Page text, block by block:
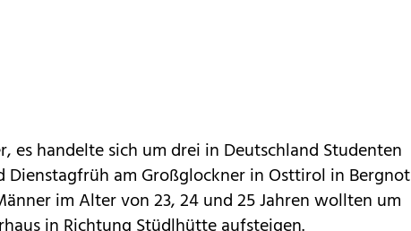
es handelte sich um drei in Deutschland Studenten
Dienstagfrüh am Großglockner in Osttirol in Bergnot
im Alter von 23, 24 und 25 Jahren wollten um